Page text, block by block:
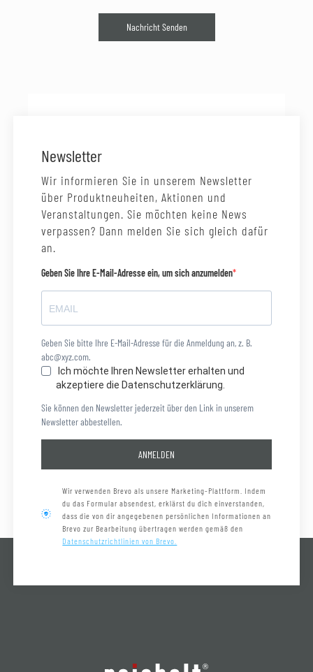
Nachricht Senden
Newsletter
Wir informieren Sie in unserem Newsletter
über Produktneuheiten, Aktionen und
Veranstaltungen. Sie möchten keine News
verpassen? Dann melden Sie sich gleich dafür
an.
Geben Sie Ihre E-Mail-Adresse ein, um sich anzumelden
Geben Sie bitte Ihre E-Mail-Adresse für die Anmeldung an, z. B.
abc@xyz.com.
Ich möchte Ihren Newsletter erhalten und
akzeptiere die Datenschutzerklärung.
Sie können den Newsletter jederzeit über den Link in unserem
Newsletter abbestellen.
ANMELDEN
Wir verwenden Brevo als unsere Marketing-Plattform. Indem
du das Formular absendest, erklärst du dich einverstanden,
dass die von dir angegebenen persönlichen Informationen an
Brevo zur Bearbeitung übertragen werden gemäß den
Datenschutzrichtlinien von Brevo.